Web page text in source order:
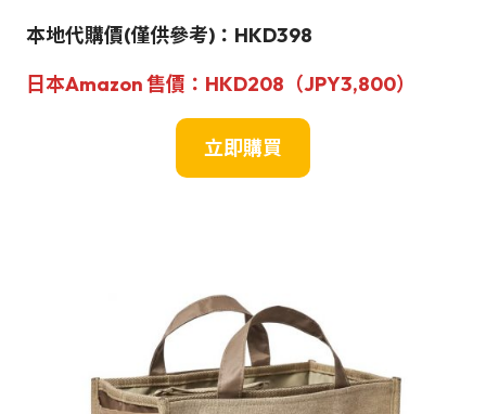
本地代購價(僅供參考) ：HKD398
日本Amazon售價： HKD208（JPY3,800）
立即購買